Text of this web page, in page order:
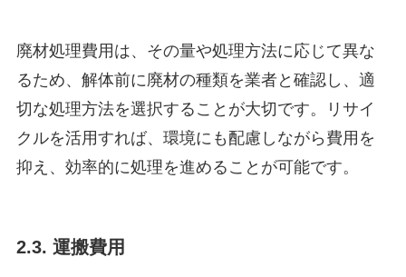
廃材処理費用は、その量や処理方法に応じて異な
るため、解体前に廃材の種類を業者と確認し、適
切な処理方法を選択することが大切です。リサイ
クルを活用すれば、環境にも配慮しながら費用を
抑え、効率的に処理を進めることが可能です。
2.3. 運搬費用